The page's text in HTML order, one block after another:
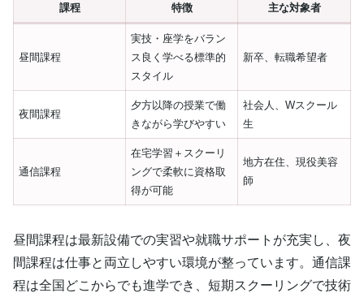
課程 特徴 主な対象者
昼間課程
実技・座学をバラン
ス良く学べる標準的
スタイル
新卒、転職希望者
夜間課程
夕方以降の授業で働
きながら学びやすい
社会人、Wスクール
生
通信課程
在宅学習＋スクーリ
ングで柔軟に資格取
得が可能
地方在住、現役美容
師
昼間課程は最新設備での実習や就職サポートが充実し、夜
間課程は仕事と両立しやすい環境が整っています。通信課
程は全国どこからでも進学でき、短期スクーリングで技術